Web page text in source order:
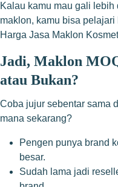
Kalau kamu mau gali
maklon, kamu bisa
Harga Jasa Maklon
Jadi, Maklon
atau Bukan?
Coba jujur sebentar sama
mana sekarang?
Pengen punya brand
besar.
Sudah lama jadi